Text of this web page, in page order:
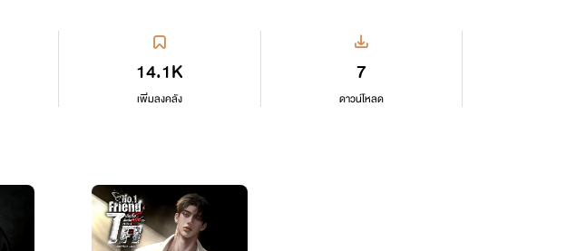
ค่า
14.1K
เพิ่มลงคลัง
7
ดาวน์โหลด